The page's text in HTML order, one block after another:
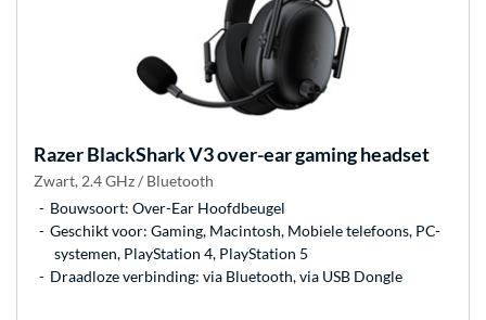
RazerBlackShark V3 over-ear gaming headset
Zwart, 2.4 GHz / Bluetooth
Bouwsoort: Over-Ear Hoofdbeugel
Geschikt voor: Gaming, Macintosh, Mobiele telefoons, PC-
systemen, PlayStation 4, PlayStation 5
Draadloze verbinding: via Bluetooth, via USB Dongle